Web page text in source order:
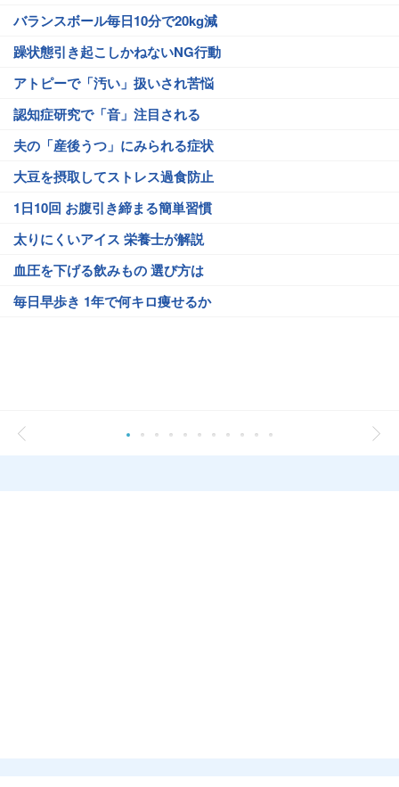
バランスボール毎日10分で20kg減
躁状態引き起こしかねないNG行動
アトピーで「汚い」扱いされ苦悩
認知症研究で「音」注目される
夫の「産後うつ」にみられる症状
大豆を摂取してストレス過食防止
1日10回 お腹引き締まる簡単習慣
太りにくいアイス 栄養士が解説
血圧を下げる飲みもの 選び方は
毎日早歩き 1年で何キロ痩せるか